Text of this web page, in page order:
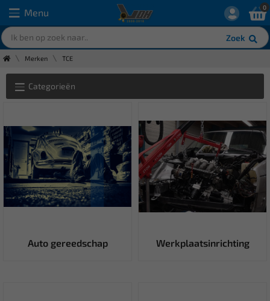
Menu
Zoek
0
Merken TCE
Categorieën
Auto gereedschap Werkplaatsinrichting